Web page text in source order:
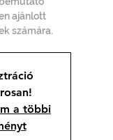
ajánlott
számára.
a többi